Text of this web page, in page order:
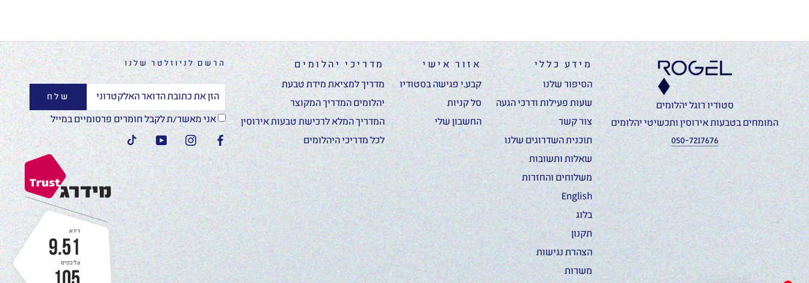
סטודיו רוגל יהלומים
המומחים בטבעות אירוסין ותכשיטי יהלומים
050-7217676
מידע כללי
הסיפור שלנו
שעות פעילות ודרכי הגעה
צור קשר
תוכנית השדרוגים שלנו
שאלות ותשובות
משלוחים והחזרות
English
בלוג
תקנון
הצהרת נגישות
משרות
אזור אישי
קבע.י פגישה בסטודיו
סל קניות
החשבון שלי
מדריכי יהלומים
מדריך למציאת מידת טבעת
יהלומים המדריך המקוצר
המדריך המלא לרכישת טבעות אירוסין
לכל מדריכי היהלומים
הרשם לניוזלטר שלנו
שלח
אני מאשר/ת לקבל חומרים פרסומיים במייל